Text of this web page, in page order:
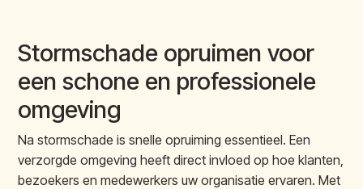
Stormschade opruimen voor
een schone en professionele
omgeving
Na stormschade is snelle opruiming essentieel. Een
verzorgde omgeving heeft direct invloed op hoe klanten,
bezoekers en medewerkers uw organisatie ervaren. Met